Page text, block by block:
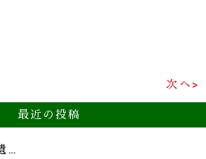
次へ>
最近の投稿
…